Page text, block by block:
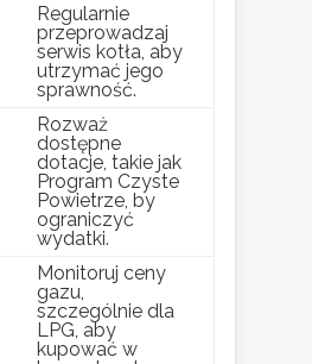
Regularnie
przeprowadzaj
serwis kotła, aby
utrzymać jego
sprawność.
Rozważ
dostępne
dotacje, takie jak
Program Czyste
Powietrze, by
ograniczyć
wydatki.
Monitoruj ceny
gazu,
szczególnie dla
LPG, aby
kupować w